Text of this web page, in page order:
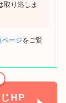
取り逃しま
ページをご覧
HP